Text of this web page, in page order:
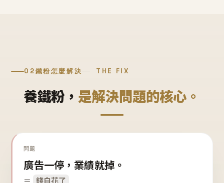
02鐵粉怎麼解決 THE FIX
養鐵粉， 是解決問題的核心。
問題
廣告一停，業績就掉。
＝ 錢白花了